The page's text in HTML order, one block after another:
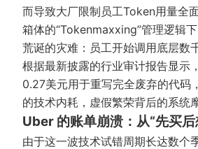
而导致大厂限制员工Token用量全
箱体的“Tokenmaxxing”管理逻辑
荒诞的灾难：员工开始调用底层数
根据最新披露的行业审计报告显示
0.27美元用于重写完全废弃的代码
的技术内耗，虚假繁荣背后的系统
Uber 的账单崩溃：从“先买
由于这一波技术试错周期长达数个